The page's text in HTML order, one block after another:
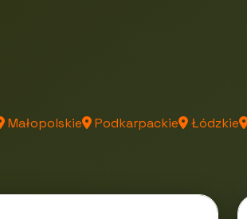
Małopolskie Podkarpackie Łódzkie